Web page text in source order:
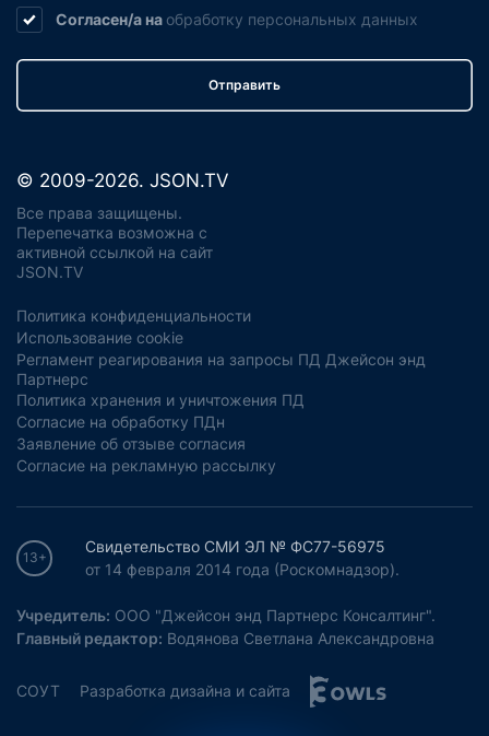
Согласен/а на обработку персональных данных
Отправить
© 2009-2026. JSON.TV
Все права защищены.
Перепечатка возможна с
активной ссылкой на сайт
JSON.TV
Политика конфиденциальности
Использование cookie
Регламент реагирования на запросы ПД Джейсон энд
Партнерс
Политика хранения и уничтожения ПД
Согласие на обработку ПДн
Заявление об отзыве согласия
Согласие на рекламную рассылку
13+
Свидетельство СМИ ЭЛ № ФС77-56975
от 14 февраля 2014 года (Роскомнадзор).
Учредитель: ООО "Джейсон энд Партнерс Консалтинг".
Главный редактор: Водянова Светлана Александровна
СОУТ Разработка дизайна и сайта